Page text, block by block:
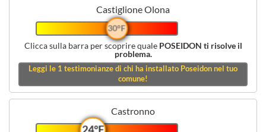
Castiglione Olona
30°F
Clicca sulla barra per scoprire quale POSEIDON ti risolve il
problema.
Leggi le 1 testimonianze di chi ha installato Poseidon nel tuo
comune!
Castronno
24°F